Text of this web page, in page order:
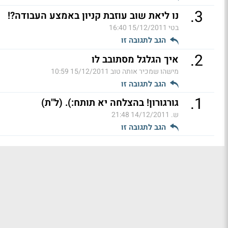
3
. נו ליאת שוב עוזבת קניון באמצע העבודה?!
בטי 15/12/2011 16:40
הגב לתגובה זו
2
. איך הגלגל מסתובב לו
מישהו שמכיר אותה טוב 15/12/2011 10:59
הגב לתגובה זו
1
. גורגורון! בהצלחה יא תותח:). (ל"ת)
ש. 14/12/2011 21:48
הגב לתגובה זו